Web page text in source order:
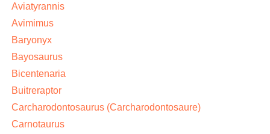
Aviatyrannis
Avimimus
Baryonyx
Bayosaurus
Bicentenaria
Buitreraptor
Carcharodontosaurus (Carcharodontosaure)
Carnotaurus